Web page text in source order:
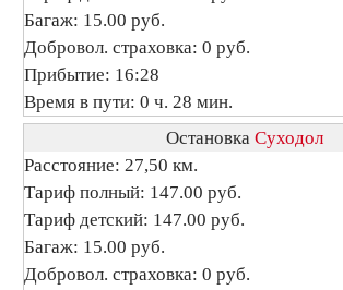
Багаж: 15.00 руб.
Добровол. страховка: 0 руб.
Прибытие: 16:28
Время в пути: 0 ч. 28 мин.
Остановка Суходол
Расстояние: 27,50 км.
Тариф полный: 147.00 руб.
Тариф детский: 147.00 руб.
Багаж: 15.00 руб.
Добровол. страховка: 0 руб.